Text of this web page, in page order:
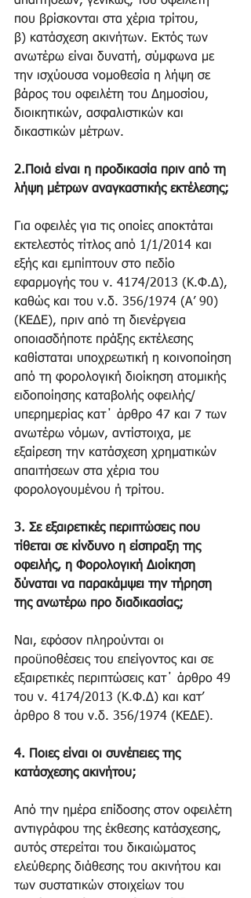
που βρίσκονται στα χέρια τρίτου,
β) κατάσχεση ακινήτων. Εκτός των
ανωτέρω είναι δυνατή, σύμφωνα με
την ισχύουσα νομοθεσία η λήψη σε
βάρος του οφειλέτη του Δημοσίου,
διοικητικών, ασφαλιστικών και
δικαστικών μέτρων.
2.Ποιά είναι η προδικασία πριν από τη
λήψη μέτρων αναγκαστικής εκτέλεσης;
Για οφειλές για τις οποίες αποκτάται
εκτελεστός τίτλος από 1/1/2014 και
εξής και εμπίπτουν στο πεδίο
εφαρμογής του ν. 4174/2013 (Κ.Φ.Δ),
καθώς και του ν.δ. 356/1974 (Α’ 90)
(ΚΕΔΕ), πριν από τη διενέργεια
οποιασδήποτε πράξης εκτέλεσης
καθίσταται υποχρεωτική η κοινοποίηση
από τη φορολογική διοίκηση ατομικής
ειδοποίησης καταβολής οφειλής/
υπερημερίας κατ΄ άρθρο 47 και 7 των
ανωτέρω νόμων, αντίστοιχα, με
εξαίρεση την κατάσχεση χρηματικών
απαιτήσεων στα χέρια του
φορολογουμένου ή τρίτου.
3. Σε εξαιρετικές περιπτώσεις που
τίθεται σε κίνδυνο η είσπραξη της
οφειλής, η Φορολογική Διοίκηση
δύναται να παρακάμψει την τήρηση
της ανωτέρω προ διαδικασίας;
Nαι, εφόσον πληρούνται οι
προϋποθέσεις του επείγοντος και σε
εξαιρετικές περιπτώσεις κατ΄ άρθρο 49
του ν. 4174/2013 (Κ.Φ.Δ) και κατ’
άρθρο 8 του ν.δ. 356/1974 (ΚΕΔΕ).
4. Ποιες είναι οι συνέπειες της
κατάσχεσης ακινήτου;
Από την ημέρα επίδοσης στον οφειλέτη
αντιγράφου της έκθεσης κατάσχεσης,
αυτός στερείται του δικαιώματος
ελεύθερης διάθεσης του ακινήτου και
των συστατικών στοιχείων του